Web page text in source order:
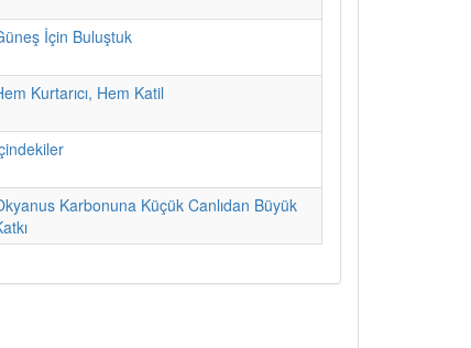
İçin Buluştuk
Kurtarıcı, Hem Katil
Karbonuna Küçük Canlıdan Büyük